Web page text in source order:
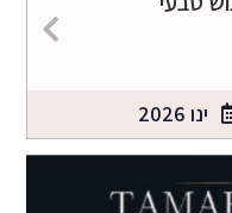
ינו 2026